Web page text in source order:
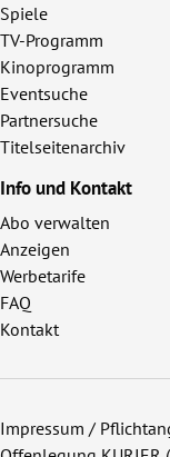
Spiele
TV-Programm
Kinoprogramm
Eventsuche
Partnersuche
Titelseitenarchiv
Info und Kontakt
Abo verwalten
Anzeigen
Werbetarife
FAQ
Kontakt
Impressum /